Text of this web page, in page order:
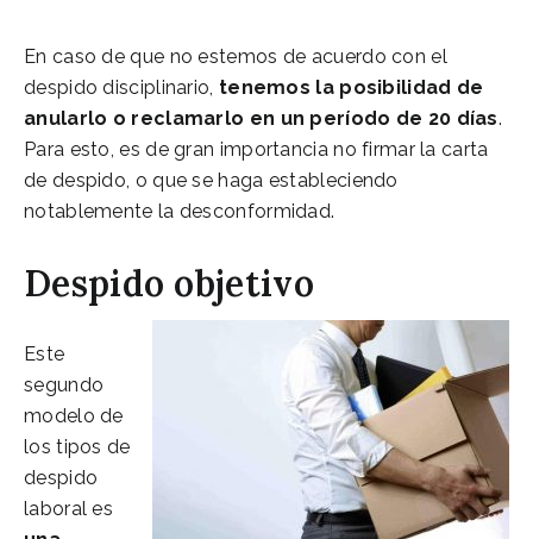
En caso de que no estemos de acuerdo con el
despido disciplinario, tenemos la posibilidad de
anularlo o reclamarlo en un período de 20 días.
Para esto, es de gran importancia no firmar la carta
de despido, o que se haga estableciendo
notablemente la desconformidad.
Despido objetivo
Este
segundo
modelo de
los tipos de
despido
laboral es